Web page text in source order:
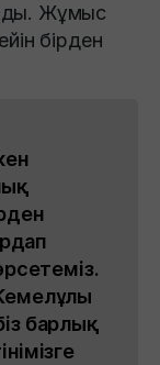
Жұмыс
бірден
барлық